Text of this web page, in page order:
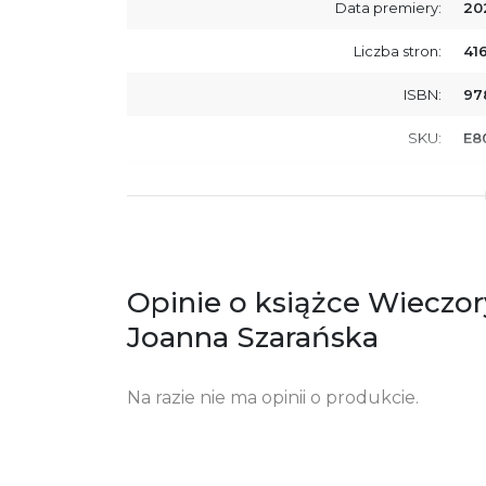
Data premiery:
Liczba stron: 416
ISBN:
SKU:
zgodność produktu z przepisami:
ul.
Ostrzeżenia oraz informacje dotyczące
bezpieczeństwa:
Opinie o książce
Joanna Szarańska
Na razie nie ma opinii o produkcie.